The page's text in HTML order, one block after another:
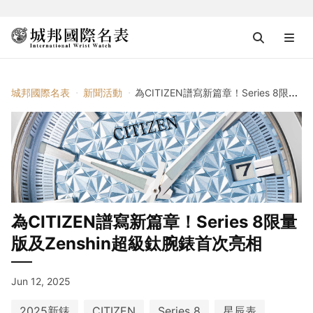
城邦國際名表 新聞活動 為CITIZEN譜寫新篇章！Series 8限量版及Zenshin超級鈦腕錶首次亮相
為CITIZEN譜寫新篇章！Series 8限量
版及Zenshin超級鈦腕錶首次亮相
Jun 12, 2025